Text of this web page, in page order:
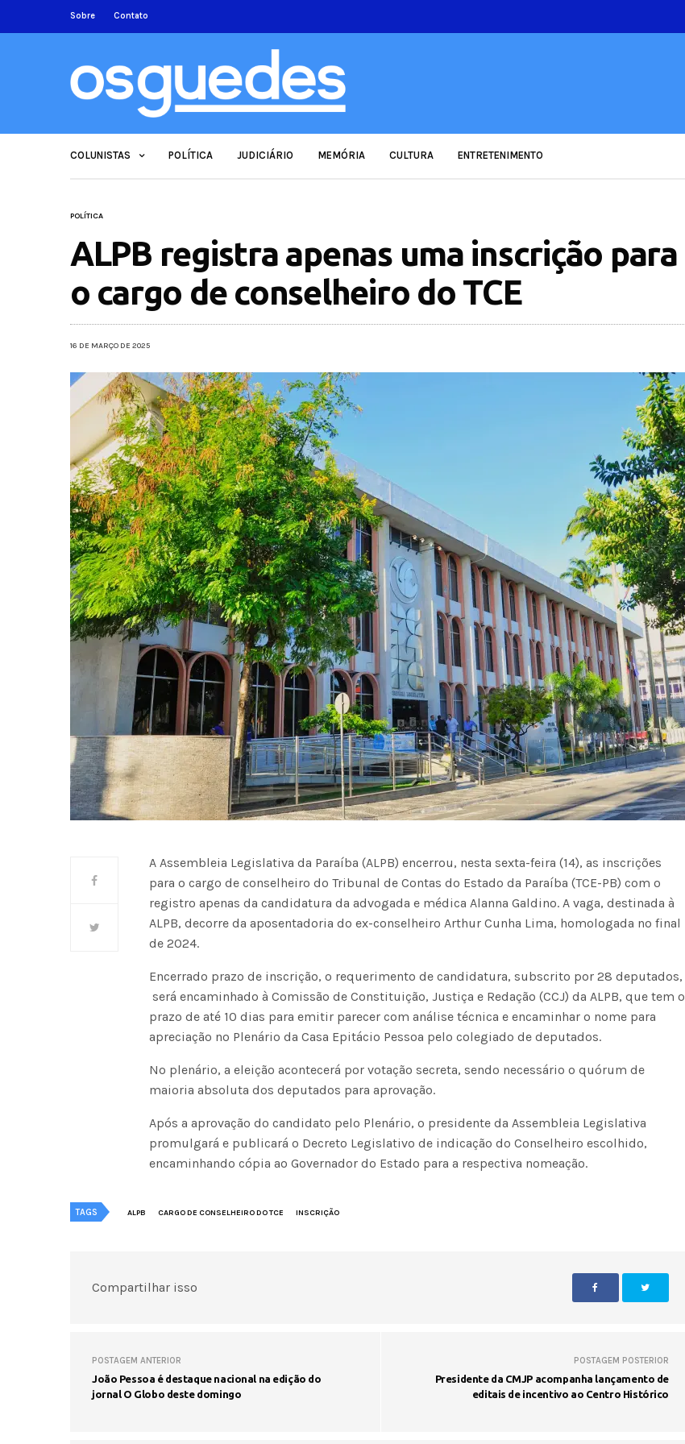
Sobre Contato
COLUNISTAS POLÍTICA JUDICIÁRIO MEMÓRIA CULTURA ENTRETENIMENTO
POLÍTICA
ALPB registra apenas uma inscrição para
o cargo de conselheiro do TCE
16 DE MARÇO DE 2025
A Assembleia Legislativa da Paraíba (ALPB) encerrou, nesta sexta-feira (14), as inscrições
para o cargo de conselheiro do Tribunal de Contas do Estado da Paraíba (TCE-PB) com o
registro apenas da candidatura da advogada e médica Alanna Galdino. A vaga, destinada à
ALPB, decorre da aposentadoria do ex-conselheiro Arthur Cunha Lima, homologada no final
de 2024.
Encerrado prazo de inscrição, o requerimento de candidatura, subscrito por 28 deputados,
será encaminhado à Comissão de Constituição, Justiça e Redação (CCJ) da ALPB, que tem o
prazo de até 10 dias para emitir parecer com análise técnica e encaminhar o nome para
apreciação no Plenário da Casa Epitácio Pessoa pelo colegiado de deputados.
No plenário, a eleição acontecerá por votação secreta, sendo necessário o quórum de
maioria absoluta dos deputados para aprovação.
Após a aprovação do candidato pelo Plenário, o presidente da Assembleia Legislativa
promulgará e publicará o Decreto Legislativo de indicação do Conselheiro escolhido,
encaminhando cópia ao Governador do Estado para a respectiva nomeação.
TAGS ALPB CARGO DE CONSELHEIRO DO TCE INSCRIÇÃO
Compartilhar isso
POSTAGEM ANTERIOR
João Pessoa é destaque nacional na edição do
jornal O Globo deste domingo
POSTAGEM POSTERIOR
Presidente da CMJP acompanha lançamento de
editais de incentivo ao Centro Histórico